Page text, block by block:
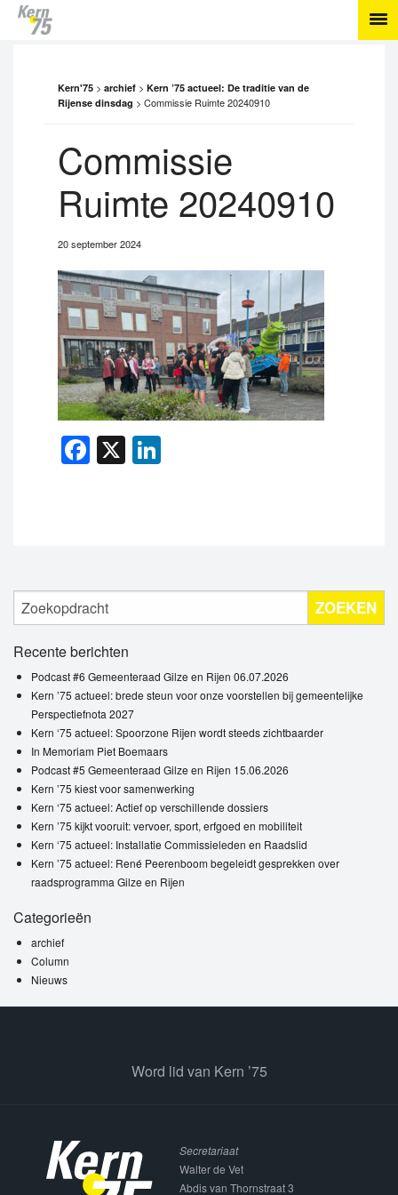
Kern'75 > archief > Kern ’75 actueel: De traditie van de
Rijense dinsdag > Commissie Ruimte 20240910
Commissie
Ruimte 20240910
20 september 2024
Facebook
X
ZOEKEN
Recente berichten
Podcast #6 Gemeenteraad Gilze en Rijen 06.07.2026
Kern ’75 actueel: brede steun voor onze voorstellen bij gemeentelijke
Perspectiefnota 2027
Kern ‘75 actueel: Spoorzone Rijen wordt steeds zichtbaarder
In Memoriam Piet Boemaars
Podcast #5 Gemeenteraad Gilze en Rijen 15.06.2026
Kern ’75 kiest voor samenwerking
Kern ‘75 actueel: Actief op verschillende dossiers
Kern ’75 kijkt vooruit: vervoer, sport, erfgoed en mobiliteit
Kern ‘75 actueel: Installatie Commissieleden en Raadslid
Kern ’75 actueel: René Peerenboom begeleidt gesprekken over
raadsprogramma Gilze en Rijen
Categorieën
archief
Column
Nieuws
Word lid van Kern ’75
Secretariaat
Walter de Vet
Abdis van Thornstraat 3